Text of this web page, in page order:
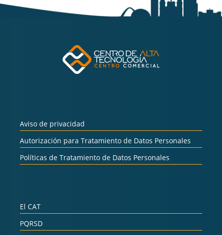
Aviso de privacidad
Autorización para Tratamiento de Datos Personales
Políticas de Tratamiento de Datos Personales
El CAT
PQRSD